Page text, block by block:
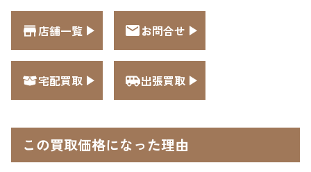
店舗一覧 お問合せ
宅配買取 出張買取
この買取価格になった理由